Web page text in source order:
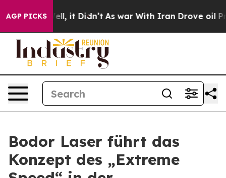
AGP PICKS
Well, it Didn’t As war With Iran Drove oil Prices
Bodor Laser führt das
Konzept des „Extreme